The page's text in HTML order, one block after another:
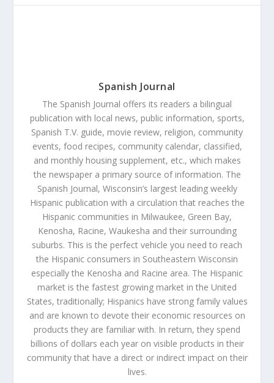
Spanish Journal
The Spanish Journal offers its readers a bilingual
publication with local news, public information, sports,
Spanish T.V. guide, movie review, religion, community
events, food recipes, community calendar, classified,
and monthly housing supplement, etc., which makes
the newspaper a primary source of information. The
Spanish Journal, Wisconsin’s largest leading weekly
Hispanic publication with a circulation that reaches the
Hispanic communities in Milwaukee, Green Bay,
Kenosha, Racine, Waukesha and their surrounding
suburbs. This is the perfect vehicle you need to reach
the Hispanic consumers in Southeastern Wisconsin
especially the Kenosha and Racine area. The Hispanic
market is the fastest growing market in the United
States, traditionally; Hispanics have strong family values
and are known to devote their economic resources on
products they are familiar with. In return, they spend
billions of dollars each year on visible products in their
community that have a direct or indirect impact on their
lives.